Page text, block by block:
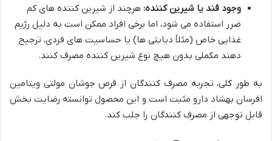
وجود قند یا شیرین کننده: هرچند از شیرین کننده های کم
ضرر استفاده می شود، اما برخی افراد ممکن است به دلیل رژیم
غذایی خاص (مثلاً دیابتی ها) یا حساسیت های فردی، ترجیح
دهند مکملی بدون هیچ نوع شیرین کننده مصرف کنند.
به طور کلی، تجربه مصرف کنندگان از قرص جوشان مولتی ویتامین
افرسان بهشاد دارو مثبت است و این محصول توانسته رضایت بخش
قابل توجهی از مصرف کنندگان را جلب کند.